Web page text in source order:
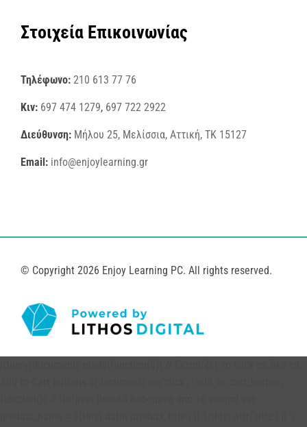
Στοιχεία Επικοινωνίας
Τηλέφωνο: 210 613 77 76
Κιν: 697 474 1279, 697 722 2922
Διεύθυνση: Μήλου 25, Μελίσσια, Αττική, ΤΚ 15127
Email: info@enjoylearning.gr
© Copyright 2026 Enjoy Learning PC. All rights reserved.